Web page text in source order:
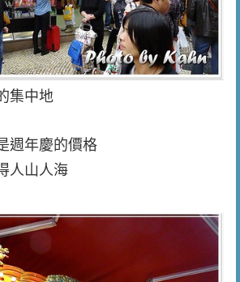
集中地
週年慶的價格
人山人海